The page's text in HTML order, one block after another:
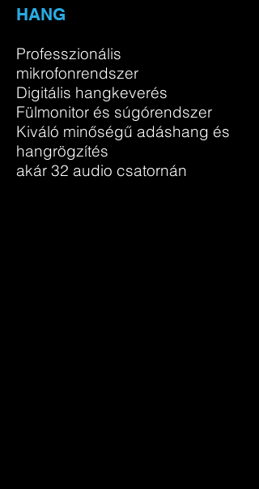
HANG
Professzionális
mikrofonrendszer
Digitális hangkeverés
Fülmonitor és súgórendszer
Kiváló minőségű adáshang és
hangrögzítés
akár 32 audio csatornán